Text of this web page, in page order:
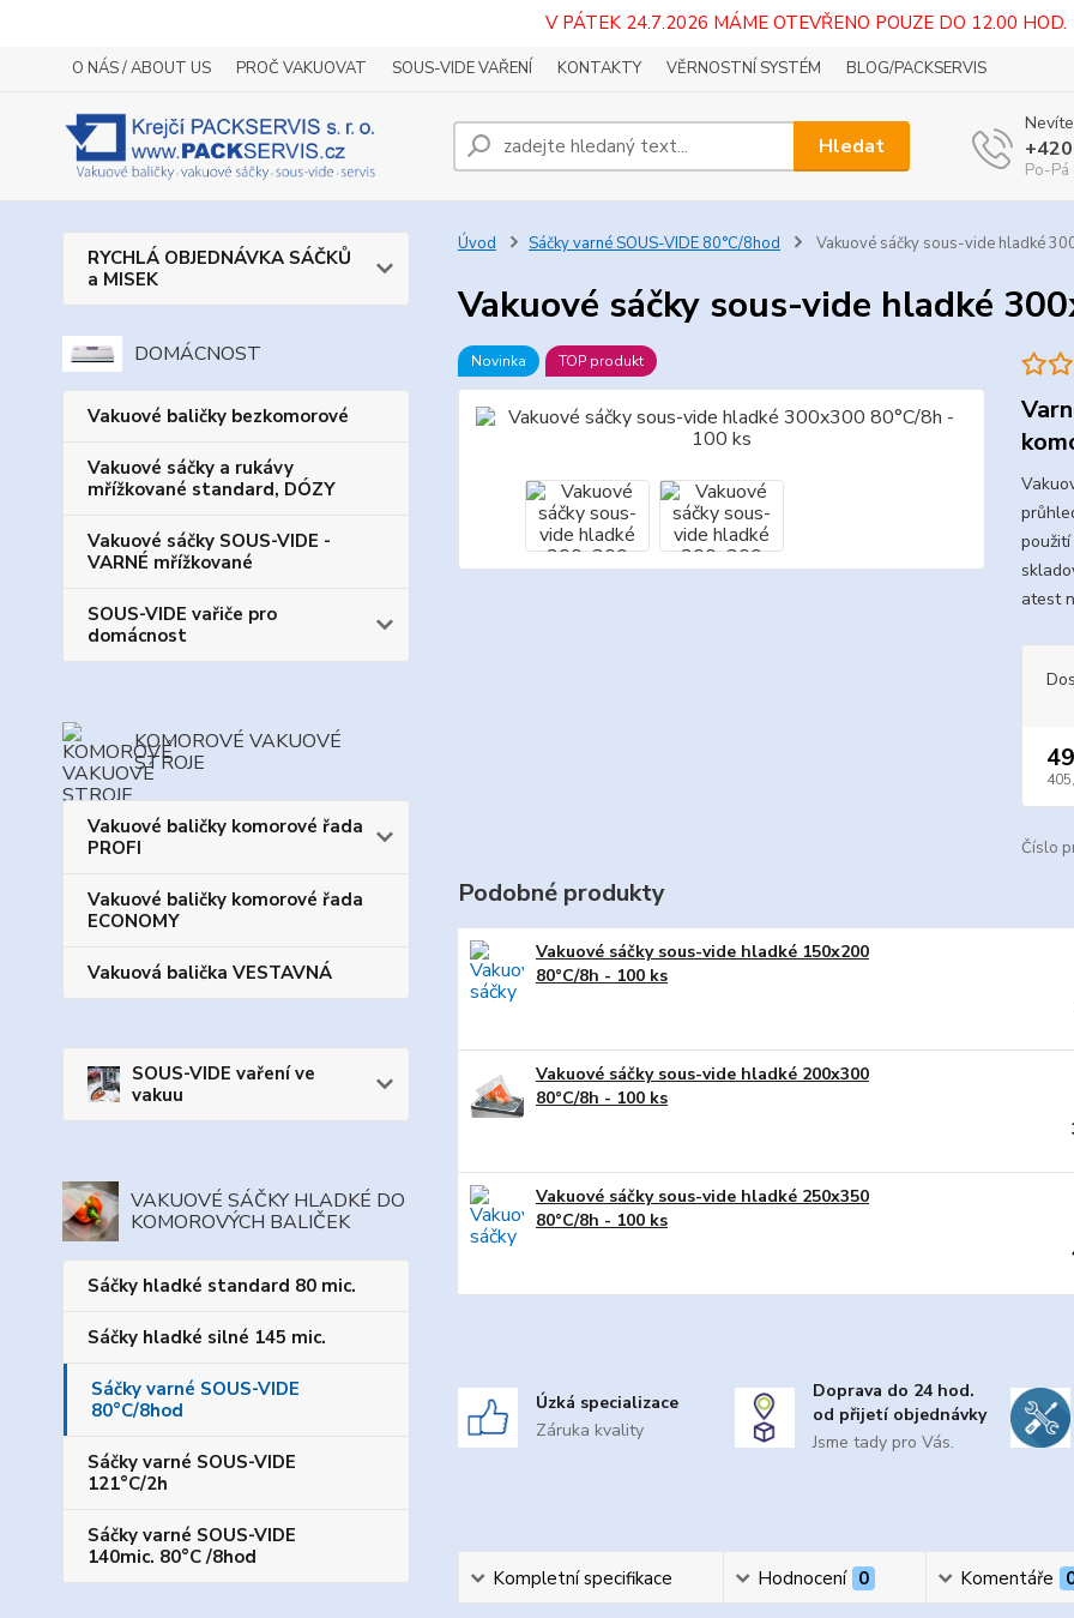
V PÁTEK 24.7.2026 MÁME OTEVŘENO POUZE DO 12.00 HOD.
O NÁS / ABOUT US PROČ VAKUOVAT SOUS-VIDE VAŘENÍ KONTAKTY VĚRNOSTNÍ SYSTÉM BLOG/PACKSERVIS
Hledat
Po-
RYCHLÁ OBJEDNÁVKA SÁČKŮ
a MISEK
DOMÁCNOST
Vakuové baličky bezkomorové
Vakuové sáčky a rukávy
mřížkované standard, DÓZY
Vakuové sáčky SOUS-VIDE -
VARNÉ mřížkované
SOUS-VIDE vařiče pro
domácnost
KOMOROVÉ VAKUOVÉ
STROJE
Vakuové baličky komorové řada
PROFI
Vakuové baličky komorové řada
ECONOMY
Vakuová balička VESTAVNÁ
SOUS-VIDE vaření ve
vakuu
VAKUOVÉ SÁČKY HLADKÉ DO
KOMOROVÝCH BALIČEK
Sáčky hladké standard 80 mic.
Sáčky hladké silné 145 mic.
Sáčky varné SOUS-VIDE
80°C/8hod
Sáčky varné SOUS-VIDE
121°C/2h
Sáčky varné SOUS-VIDE
140mic. 80°C /8hod
Úvod Sáčky varné SOUS-VIDE 80°C/8hod Vakuové sáčky sous-vide hladké
Vakuové sáčky sous-vide hladké
Novinka TOP produkt
atest
Číslo
Podobné produkty
Vakuové sáčky sous-vide hladké 150x200
80°C/8h - 100 ks
Vakuové sáčky sous-vide hladké 200x300
80°C/8h - 100 ks
Vakuové sáčky sous-vide hladké 250x350
80°C/8h - 100 ks
Úzká specializace
Záruka kvality
Doprava do 24 hod.
od přijetí objednávky
Jsme tady pro Vás.
Kompletní specifikace Hodnocení 0 Komentáře